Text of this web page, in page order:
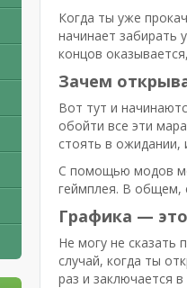
Когда ты уже
начинает забирать
концов
Зачем
Вот тут и
обойти все эти
стоять в
С помощью модов
геймплея. В общем,
Графика —
Не могу не сказать
случай, когда ты
раз и заключается